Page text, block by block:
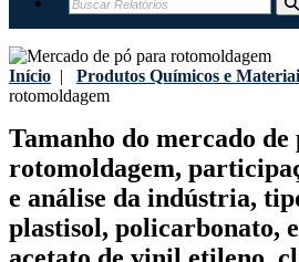
Início | Produtos Químicos e
rotomoldagem
Tamanho do mercado de
rotomoldagem,
e análise da indústria,
plastisol, policarbonato,